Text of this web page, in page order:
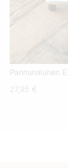
Pannunalunen
27,95 €